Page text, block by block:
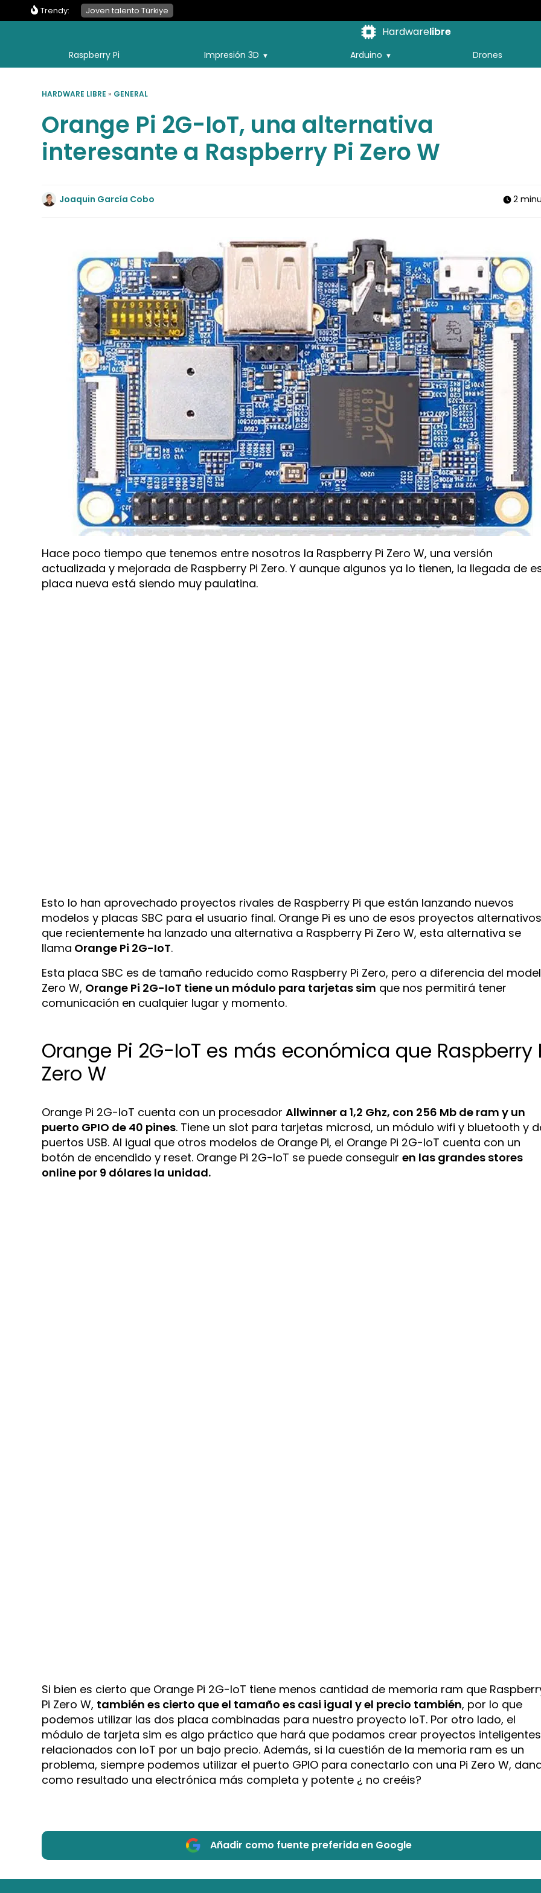
Hardwarelibre
Raspberry Pi Impresión 3D Arduino Drones
Trendy: Joven talento Türkiye
HARDWARE LIBRE » GENERAL
Orange Pi 2G-IoT, una alternativa
interesante a Raspberry Pi Zero W
Joaquin García Cobo 2
Hace poco tiempo que tenemos entre nosotros la Raspberry Pi Zero W, una versión
actualizada y mejorada de Raspberry Pi Zero. Y aunque algunos ya lo tienen, la llegada de
placa nueva está siendo muy paulatina.
Esto lo han aprovechado proyectos rivales de Raspberry Pi que están lanzando nuevos
modelos y placas SBC para el usuario final. Orange Pi es uno de esos proyectos
que recientemente ha lanzado una alternativa a Raspberry Pi Zero W, esta alternativa se
llama Orange Pi 2G-IoT.
Esta placa SBC es de tamaño reducido como Raspberry Pi Zero, pero a diferencia del
Zero W, Orange Pi 2G-IoT tiene un módulo para tarjetas sim que nos permitirá tener
comunicación en cualquier lugar y momento.
Orange Pi 2G-IoT es más económica que Raspberry
Zero W
Orange Pi 2G-IoT cuenta con un procesadorAllwinner a 1,2 Ghz, con 256 Mb de ram y un
puerto GPIO de 40 pines. Tiene un slot para tarjetas microsd, un módulo wifi y bluetooth y
puertos USB. Al igual que otros modelos de Orange Pi, el Orange Pi 2G-IoT cuenta con un
botón de encendido y reset. Orange Pi 2G-IoT se puede conseguiren las grandes stores
online por 9 dólares la unidad.
Si bien es cierto que Orange Pi 2G-IoT tiene menos cantidad de memoria ram que
Pi Zero W, también es cierto que el tamaño es casi igual y el precio también, por lo que
podemos utilizar las dos placa combinadas para nuestro proyecto IoT. Por otro lado, el
módulo de tarjeta sim es algo práctico que hará que podamos crear proyectos
relacionados con IoT por un bajo precio. Además, si la cuestión de la memoria ram es un
problema, siempre podemos utilizar el puerto GPIO para conectarlo con una Pi Zero W,
como resultado una electrónica más completa y potente ¿ no creéis?
Añadir como fuente preferida en Google